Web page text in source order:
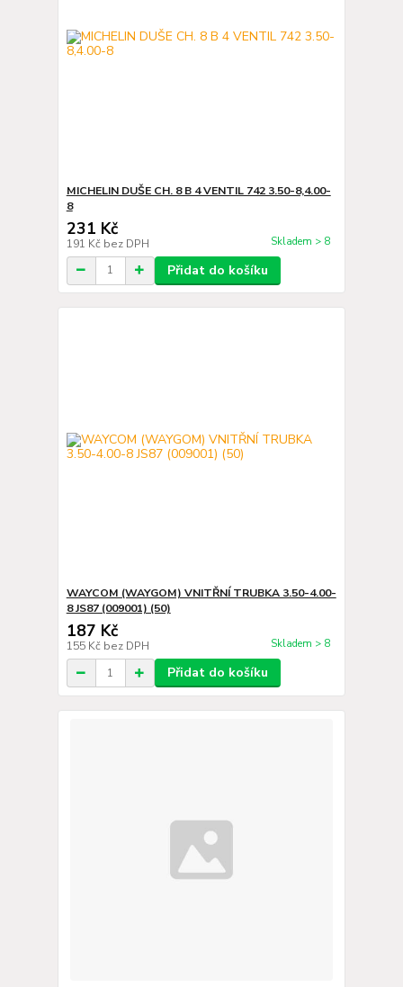
MICHELIN DUŠE CH. 8 B 4 VENTIL 742 3.50-8,4.00-
8
231 Kč
191 Kč bez DPH Skladem > 8
Přidat do košíku
WAYCOM (WAYGOM) VNITŘNÍ TRUBKA 3.50-4.00-
8 JS87 (009001) (50)
187 Kč
155 Kč bez DPH Skladem > 8
Přidat do košíku